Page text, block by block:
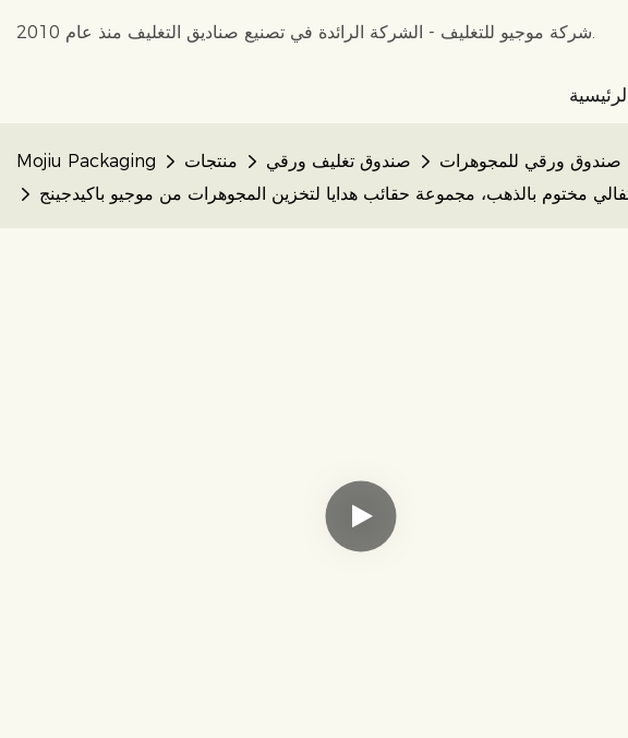
شركة موجيو للتغليف - الشركة الرائدة في تصنيع صناديق التغليف منذ عام 2010.
Mojiu Packaging منتجات صندوق تغليف ورقي
صندوق ورقي للمجوهرات
مختوم بالذهب، مجموعة حقائب هدايا لتخزين المجوهرات من موجيو باكيدجينج